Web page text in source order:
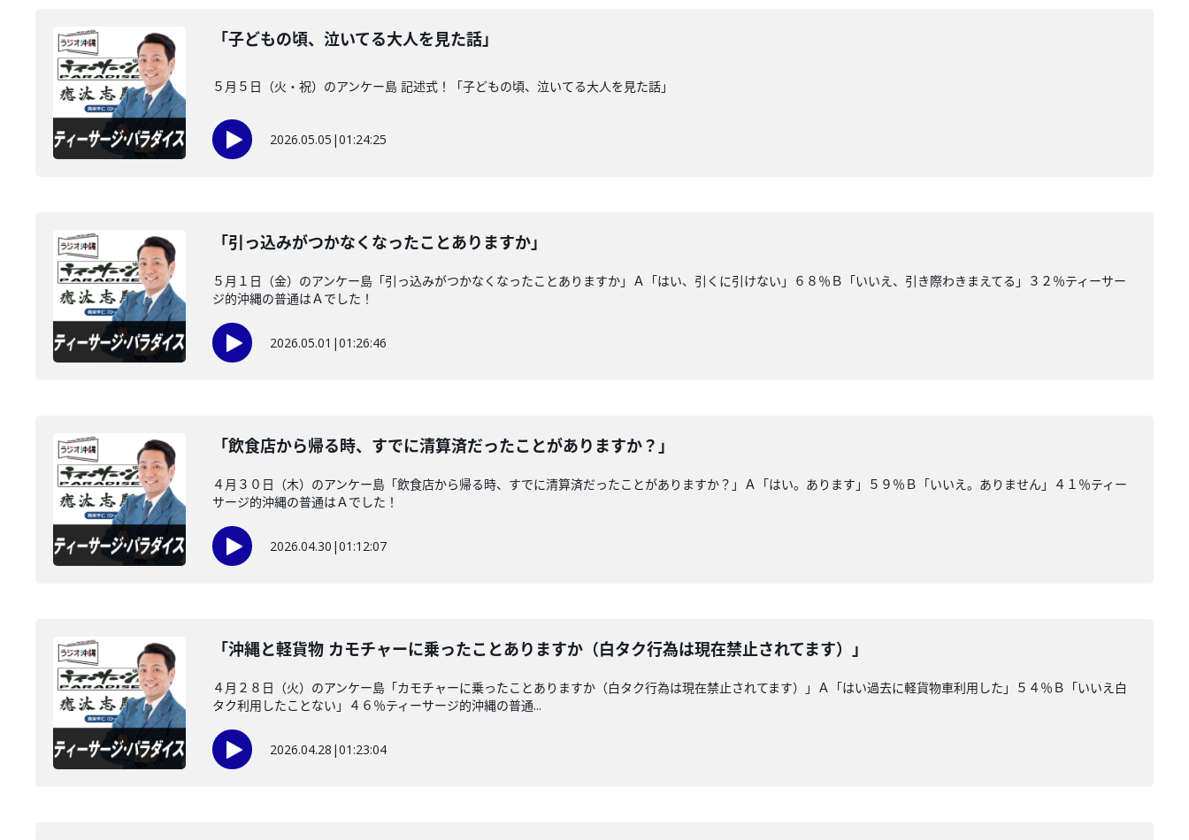
「子どもの頃、泣いてる大人を見た話」
５月５日（火・祝）のアンケー島 記述式！「子どもの頃、泣いてる大人を見た話」
2026.05.05 |01:24:25
「引っ込みがつかなくなったことありますか」
５月１日（金）のアンケー島「引っ込みがつかなくなったことありますか」Ａ「はい、引くに引けない」６８％Ｂ「いいえ、引き際わきまえてる」３２％ティーサー
ジ的沖縄の普通はＡでした！
2026.05.01 |01:26:46
「飲食店から帰る時、すでに清算済だったことがありますか？」
４月３０日（木）のアンケー島「飲食店から帰る時、すでに清算済だったことがありますか？」Ａ「はい。あります」５９％Ｂ「いいえ。ありません」４１％ティー
サージ的沖縄の普通はＡでした！
2026.04.30 |01:12:07
「沖縄と軽貨物 カモチャーに乗ったことありますか（白タク行為は現在禁止されてます）」
４月２８日（火）のアンケー島「カモチャーに乗ったことありますか（白タク行為は現在禁止されてます）」Ａ「はい過去に軽貨物車利用した」５４％Ｂ「いいえ白
タク利用したことない」４６％ティーサージ的沖縄の普通...
2026.04.28 |01:23:04